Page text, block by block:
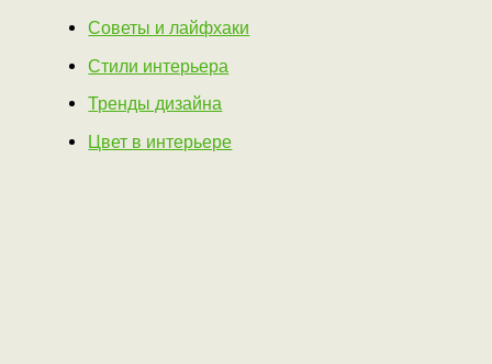
Советы и лайфхаки
Стили интерьера
Тренды дизайна
Цвет в интерьере